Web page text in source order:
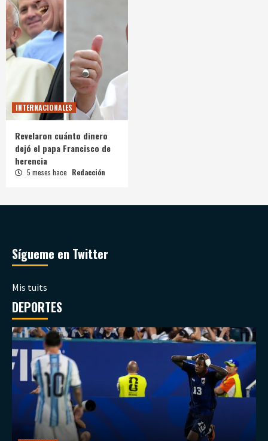
INTERNACIONALES
Revelaron cuánto dinero
dejó el papa Francisco de
herencia
5 meses hace Redacción
Sígueme en Twitter
Mis tuits
DEPORTES